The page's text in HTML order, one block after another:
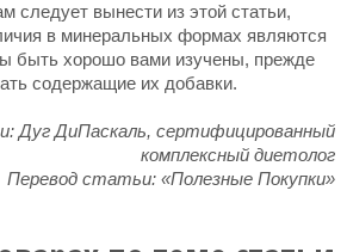
следует вынести из этой статьи,
в минеральных формах являются
быть хорошо вами изучены, прежде
содержащие их добавки.
Дуг ДиПаскаль, сертифицированный
комплексный диетолог
Перевод статьи: «Полезные Покупки»